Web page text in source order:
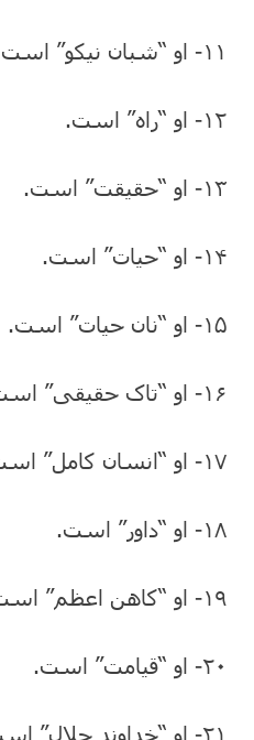
۱۱- او “شبان نیکو” است.
۱۲- او “راه” است.
۱۳- او “حقیقت” است.
۱۴- او “حیات” است.
۱۵- او “نان حیات” است.
۱۶- او “تاک حقیقی” است.
۱۷- او “انسان کامل” است.
۱۸- او “داور” است.
۱۹- او “کاهن اعظم” است.
۲۰- او “قیامت” است.
۲۱- او “خداوند جلال” است.